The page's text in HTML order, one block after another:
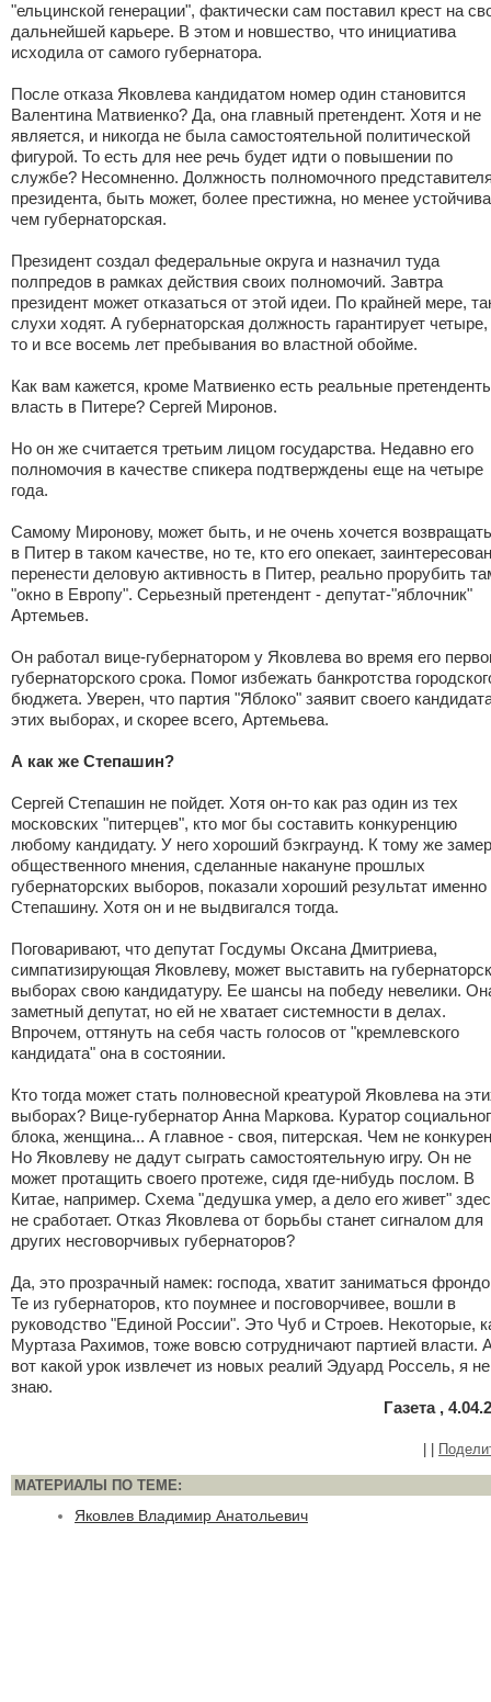
"ельцинской генерации", фактически сам поставил крест на
дальнейшей карьере. В этом и новшество, что инициатива
исходила от самого губернатора.
После отказа Яковлева кандидатом номер один становится
Валентина Матвиенко? Да, она главный претендент. Хотя и не
является, и никогда не была самостоятельной политической
фигурой. То есть для нее речь будет идти о повышении по
службе? Несомненно. Должность полномочного
президента, быть может, более престижна, но менее
чем губернаторская.
Президент создал федеральные округа и назначил туда
полпредов в рамках действия своих полномочий. Завтра
президент может отказаться от этой идеи. По крайней мере,
слухи ходят. А губернаторская должность гарантирует четыре,
то и все восемь лет пребывания во властной обойме.
Как вам кажется, кроме Матвиенко есть реальные
власть в Питере? Сергей Миронов.
Но он же считается третьим лицом государства. Недавно его
полномочия в качестве спикера подтверждены еще на четыре
года.
Самому Миронову, может быть, и не очень хочется
в Питер в таком качестве, но те, кто его опекает,
перенести деловую активность в Питер, реально прорубить
"окно в Европу". Серьезный претендент - депутат-"яблочник"
Артемьев.
Он работал вице-губернатором у Яковлева во время его
губернаторского срока. Помог избежать банкротства
бюджета. Уверен, что партия "Яблоко" заявит своего
этих выборах, и скорее всего, Артемьева.
А как же Степашин?
Сергей Степашин не пойдет. Хотя он-то как раз один из тех
московских "питерцев", кто мог бы составить конкуренцию
любому кандидату. У него хороший бэкграунд. К тому же
общественного мнения, сделанные накануне прошлых
губернаторских выборов, показали хороший результат именно
Степашину. Хотя он и не выдвигался тогда.
Поговаривают, что депутат Госдумы Оксана Дмитриева,
симпатизирующая Яковлеву, может выставить на
выборах свою кандидатуру. Ее шансы на победу невелики.
заметный депутат, но ей не хватает системности в делах.
Впрочем, оттянуть на себя часть голосов от "кремлевского
кандидата" она в состоянии.
Кто тогда может стать полновесной креатурой Яковлева на
выборах? Вице-губернатор Анна Маркова. Куратор
блока, женщина... А главное - своя, питерская. Чем не
Но Яковлеву не дадут сыграть самостоятельную игру. Он не
может протащить своего протеже, сидя где-нибудь послом. В
Китае, например. Схема "дедушка умер, а дело его живет"
не сработает. Отказ Яковлева от борьбы станет сигналом для
других несговорчивых губернаторов?
Да, это прозрачный намек: господа, хватит заниматься
Те из губернаторов, кто поумнее и посговорчивее, вошли в
руководство "Единой России". Это Чуб и Строев. Некоторые,
Муртаза Рахимов, тоже вовсю сотрудничают партией власти.
вот какой урок извлечет из новых реалий Эдуард Россель, я не
знаю.
Газета ,
МАТЕРИАЛЫ ПО ТЕМЕ:
Яковлев Владимир Анатольевич